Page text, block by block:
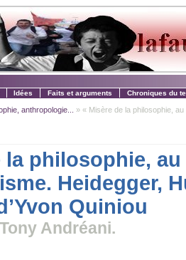
Idées Faits et arguments Chroniques du
anthropologie... » « Misère de la philosophie,
la philosophie,
Heidegger,
Quiniou
Andréani.